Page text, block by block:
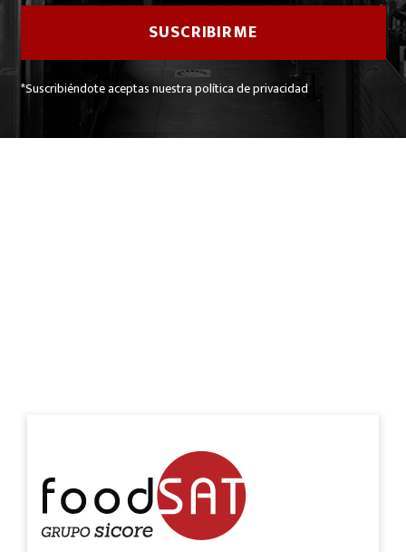
*Suscribiéndote aceptas nuestra política de privacidad